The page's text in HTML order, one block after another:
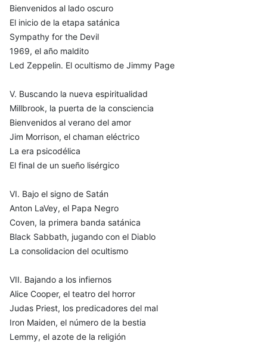
Bienvenidos al lado oscuro
El inicio de la etapa satánica
Sympathy for the Devil
1969, el año maldito
Led Zeppelin. El ocultismo de Jimmy Page
V. Buscando la nueva espiritualidad
Millbrook, la puerta de la consciencia
Bienvenidos al verano del amor
Jim Morrison, el chaman eléctrico
La era psicodélica
El final de un sueño lisérgico
VI. Bajo el signo de Satán
Anton LaVey, el Papa Negro
Coven, la primera banda satánica
Black Sabbath, jugando con el Diablo
La consolidacion del ocultismo
VII. Bajando a los infiernos
Alice Cooper, el teatro del horror
Judas Priest, los predicadores del mal
Iron Maiden, el número de la bestia
Lemmy, el azote de la religión